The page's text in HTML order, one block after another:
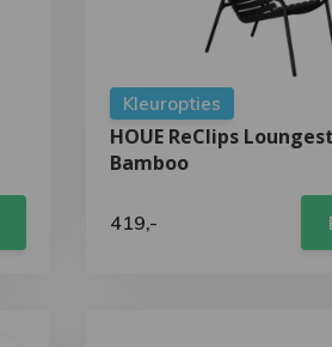
Kleuropties
HOUE ReClips
Bamboo
419,-